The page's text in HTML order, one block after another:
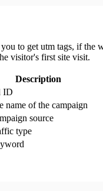
to get utm tags, if the
visitor's first site visit.
Description
ID
name of the campaign
source
type